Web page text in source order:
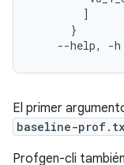
]
}
--help,
-h
El primer
baseline-
Profgen-cli